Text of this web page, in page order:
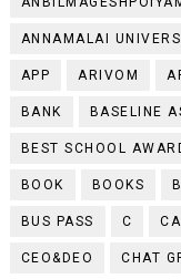
ANNAMALAI
APP ARIVOM
BANK BASELINE
BEST SCHOOL
BOOK BOOKS
BUS PASS C
CEO&DEO CHAT